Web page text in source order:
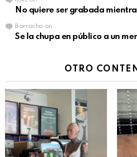
No quiere ser grabada
Borracho on
Se la chupa en público a un
OTRO